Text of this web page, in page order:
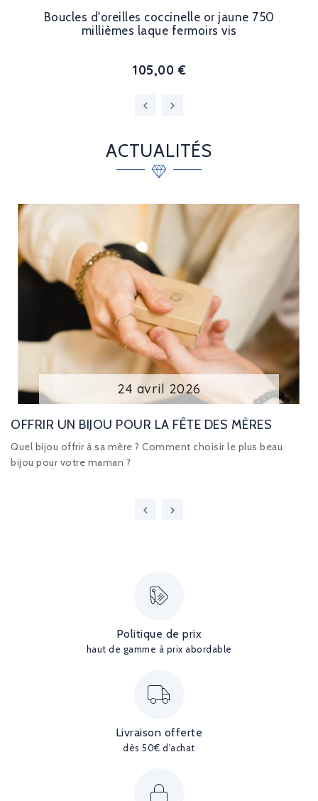
Boucles d'oreilles coccinelle or jaune 750
millièmes laque fermoirs vis
105,00 €
ACTUALITÉS
24 avril 2026
OFFRIR UN BIJOU POUR LA FÊTE DES MÈRES
Quel bijou offrir à sa mère ? Comment choisir le plus beau
bijou pour votre maman ?
Politique de prix
haut de gamme à prix abordable
Livraison offerte
dès 50€ d'achat